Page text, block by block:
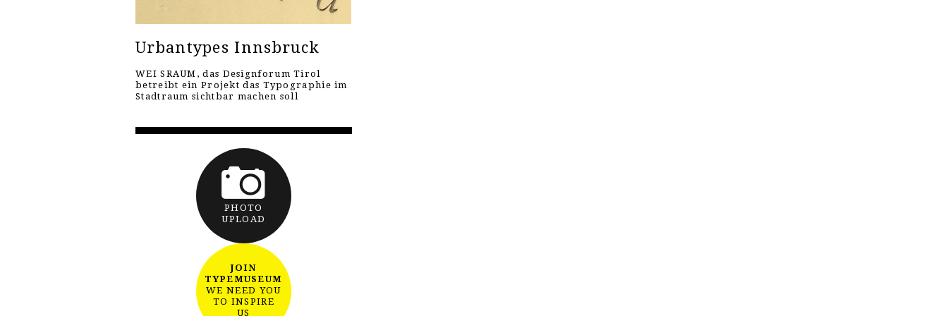
Urbantypes Innsbruck
WEI SRAUM, das Designforum Tirol
betreibt ein Projekt das Typographie im
Stadtraum sichtbar machen soll
PHOTO
UPLOAD
JOIN
TYPEMUSEUM
WE NEED YOU
TO INSPIRE
US